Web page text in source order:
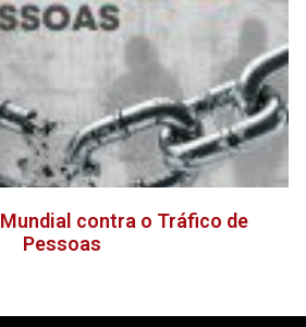
contra o Tráfico de
Pessoas